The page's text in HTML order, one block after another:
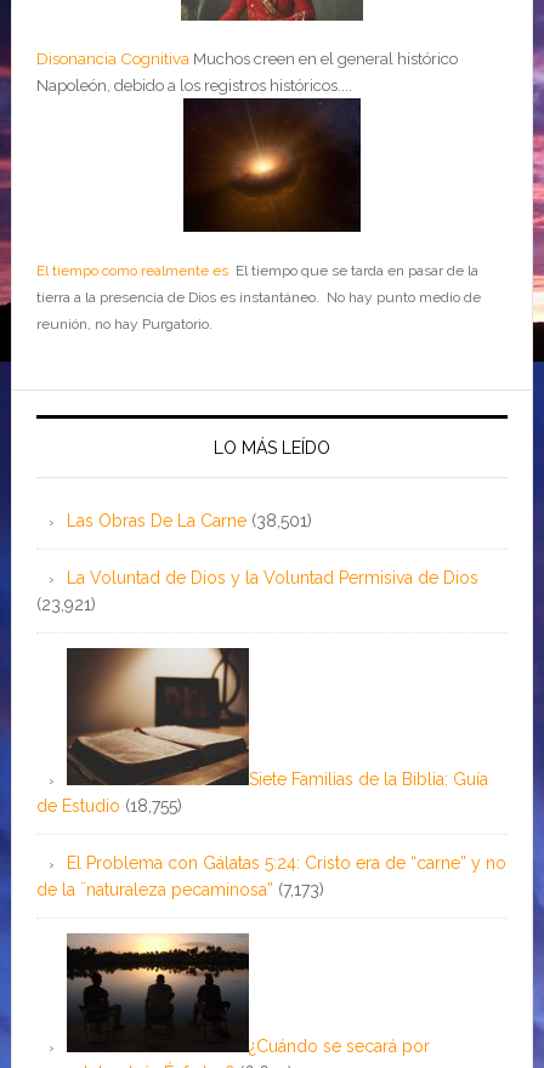
Disonancia Cognitiva Muchos creen en el general histórico
Napoleón, debido a los registros históricos....
El tiempo como realmente esEl tiempo que se tarda en pasar de la
tierra a la presencia de Dios es instantáneo. No hay punto medio de
reunión, no hay Purgatorio.
LO MÁS LEÍDO
Las Obras De La Carne (38,501)
La Voluntad de Dios y la Voluntad Permisiva de Dios
(23,921)
Siete Familias de la Biblia: Guía
de Estudio (18,755)
El Problema con Gálatas 5:24: Cristo era de “carne” y no
de la ¨naturaleza pecaminosa” (7,173)
¿Cuándo se secará por